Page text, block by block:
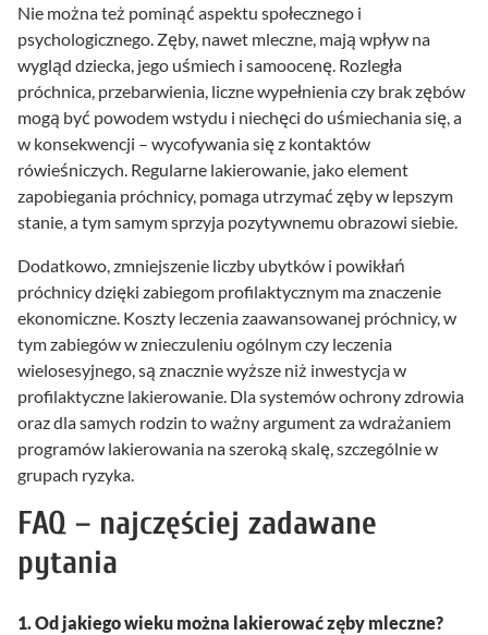
Nie można też pominąć aspektu społecznego i
psychologicznego. Zęby, nawet mleczne, mają wpływ na
wygląd dziecka, jego uśmiech i samoocenę. Rozległa
próchnica, przebarwienia, liczne wypełnienia czy brak zębów
mogą być powodem wstydu i niechęci do uśmiechania się, a
w konsekwencji – wycofywania się z kontaktów
rówieśniczych. Regularne lakierowanie, jako element
zapobiegania próchnicy, pomaga utrzymać zęby w lepszym
stanie, a tym samym sprzyja pozytywnemu obrazowi siebie.
Dodatkowo, zmniejszenie liczby ubytków i powikłań
próchnicy dzięki zabiegom profilaktycznym ma znaczenie
ekonomiczne. Koszty leczenia zaawansowanej próchnicy, w
tym zabiegów w znieczuleniu ogólnym czy leczenia
wielosesyjnego, są znacznie wyższe niż inwestycja w
profilaktyczne lakierowanie. Dla systemów ochrony zdrowia
oraz dla samych rodzin to ważny argument za wdrażaniem
programów lakierowania na szeroką skalę, szczególnie w
grupach ryzyka.
FAQ – najczęściej zadawane
pytania
1. Od jakiego wieku można lakierować zęby mleczne?